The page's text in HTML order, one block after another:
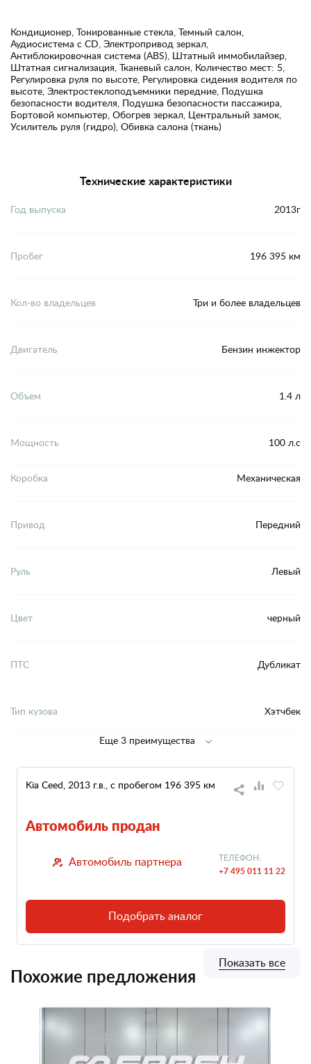
Кондиционер, Тонированные стекла, Темный салон,
Аудиосистема с CD, Электропривод зеркал,
Антиблокировочная система (ABS), Штатный иммобилайзер,
Штатная сигнализация, Тканевый салон, Количество мест: 5,
Регулировка руля по высоте, Регулировка сидения водителя по
высоте, Электростеклоподъемники передние, Подушка
безопасности водителя, Подушка безопасности пассажира,
Бортовой компьютер, Обогрев зеркал, Центральный замок,
Усилитель руля (гидро), Обивка салона (ткань)
Технические характеристики
Год выпуска 2013г
Пробег 196 395 км
Кол-во владельцев Три и более владельцев
Двигатель Бензин инжектор
Объем 1.4 л
Мощность 100 л.с
Коробка Механическая
Привод Передний
Руль Левый
Цвет черный
ПТС Дубликат
Тип кузова Хэтчбек
Еще 3 преимущества
Kia Ceed, 2013 г.в., с пробегом 196 395 км
Автомобиль продан
Автомобиль партнера ТЕЛЕФОН:
+7 495 011 11 22
Подобрать аналог
Похожие предложения
Показать все